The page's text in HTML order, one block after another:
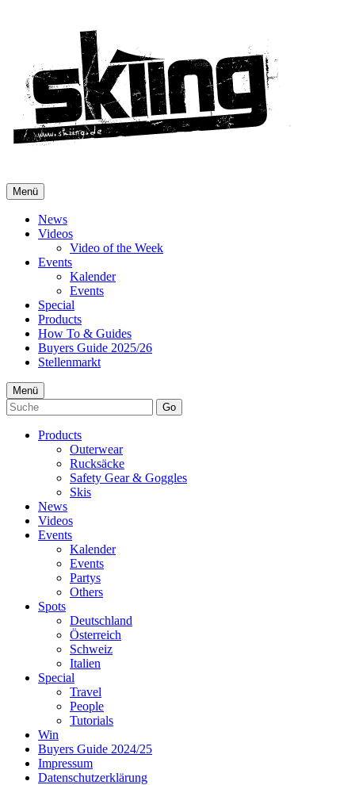
Menü
News
Videos
Video of the Week
Events
Kalender
Events
Special
Products
How To & Guides
Buyers Guide 2025/26
Stellenmarkt
Menü
Go
Products
Outerwear
Rucksäcke
Safety Gear & Goggles
Skis
News
Videos
Events
Kalender
Events
Partys
Others
Spots
Deutschland
Österreich
Schweiz
Italien
Special
Travel
People
Tutorials
Win
Buyers Guide 2024/25
Impressum
Datenschutzerklärung